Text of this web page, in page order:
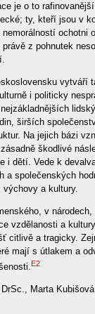
je o to
ty, kteří jsou v
ochotni
z pohnutek
vytváří
i politicky
širších
Na jejich bázi
škodlivé
i dětí. Vede k
a společenských
výchovy a kultury.
v
vzdělanosti a
citlivě a tragicky.
mají s útlakem a
E2
Marta